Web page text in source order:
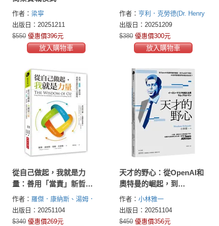
作者： 梁寧
出版日：20251211
$550 優惠價396元
放入購物車
作者： 亨利．克勞德(Dr. Henry
Cloud)
出版日：20251209
$380 優惠價300元
放入購物車
從自己做起，我就是力
量：善用「當責」新哲
學，重新定義你的生活態
度
作者： 羅傑．康納斯、湯姆．
史密斯(Roger Connors, Tom
Smith)
出版日：20251104
$340 優惠價269元
天才的野心：從OpenAI和
奧特曼的崛起，到
ChatGPT問世，AI如何影
響我們的現在和未來？
作者： 小林雅一
出版日：20251104
$450 優惠價356元